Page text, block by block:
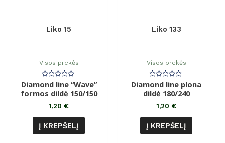
Liko 15
Visos prekės
Įvertinimas:
0
iš
Diamond line “Wave”
formos dildė 150/150
1,20 €
Į KREPŠELĮ
Liko 133
Visos prekės
Įvertinimas:
0
iš
Diamond line plona
dildė 180/240
1,20 €
Į KREPŠELĮ